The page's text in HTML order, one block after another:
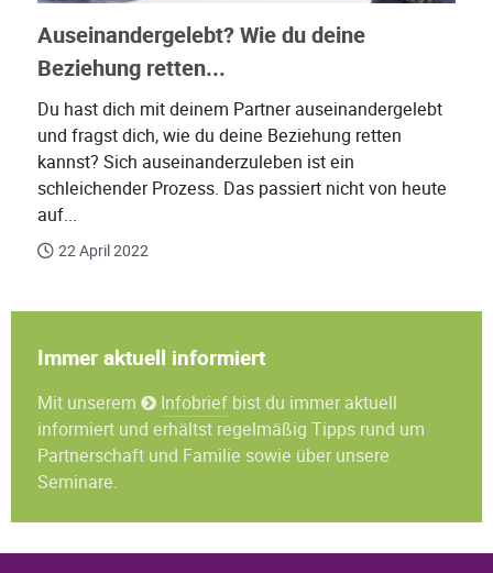
Auseinandergelebt? Wie du deine
Beziehung retten...
Du hast dich mit deinem Partner auseinandergelebt
und fragst dich, wie du deine Beziehung retten
kannst? Sich auseinanderzuleben ist ein
schleichender Prozess. Das passiert nicht von heute
auf...
22 April 2022
Immer aktuell informiert
Mit unserem Infobrief bist du immer aktuell
informiert und erhältst regelmäßig Tipps rund um
Partnerschaft und Familie sowie über unsere
Seminare.